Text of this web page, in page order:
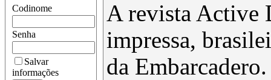
Codinome
Senha
Salvar
informações
A revista Active
impressa,
da Embarcadero.